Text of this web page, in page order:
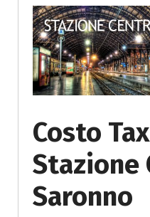
Costo
Stazione
Saronno